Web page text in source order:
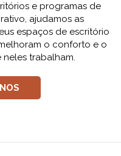
e programas de
ajudamos as
espaços de escritório
o conforto e o
trabalham.